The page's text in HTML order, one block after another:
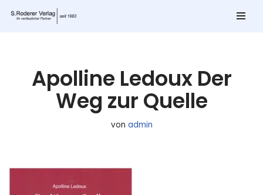
Apolline Ledoux Der
Weg zur Quelle
von admin